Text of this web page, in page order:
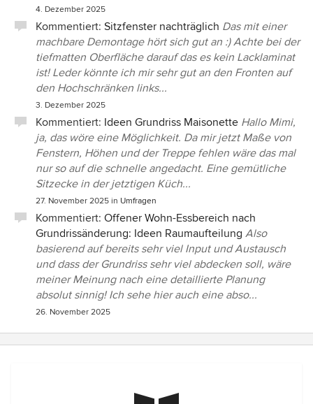
4. Dezember 2025
Kommentiert: Sitzfenster nachträglich Das mit einer
machbare Demontage hört sich gut an :) Achte bei der
tiefmatten Oberfläche darauf das es kein Lacklaminat
ist! Leder könnte ich mir sehr gut an den Fronten auf
den Hochschränken links...
3. Dezember 2025
Kommentiert: Ideen Grundriss Maisonette Hallo Mimi,
ja, das wöre eine Möglichkeit. Da mir jetzt Maße von
Fenstern, Höhen und der Treppe fehlen wäre das mal
nur so auf die schnelle angedacht. Eine gemütliche
Sitzecke in der jetztigen Küch...
27. November 2025 in Umfragen
Kommentiert: Offener Wohn-Essbereich nach
Grundrissänderung: Ideen Raumaufteilung Also
basierend auf bereits sehr viel Input und Austausch
und dass der Grundriss sehr viel abdecken soll, wäre
meiner Meinung nach eine detaillierte Planung
absolut sinnig! Ich sehe hier auch eine abso...
26. November 2025